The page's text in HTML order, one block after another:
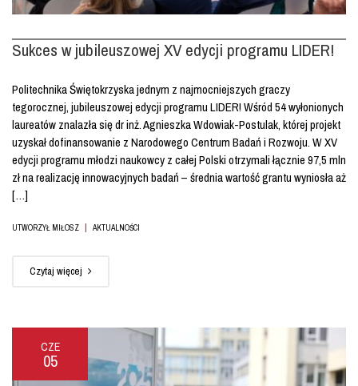
Sukces w jubileuszowej XV edycji programu LIDER!
Politechnika Świętokrzyska jednym z najmocniejszych graczy
tegorocznej, jubileuszowej edycji programu LIDER! Wśród 54 wyłonionych
laureatów znalazła się dr inż. Agnieszka Wdowiak-Postulak, której projekt
uzyskał dofinansowanie z Narodowego Centrum Badań i Rozwoju. W XV
edycji programu młodzi naukowcy z całej Polski otrzymali łącznie 97,5 mln
zł na realizację innowacyjnych badań – średnia wartość grantu wyniosła aż
[…]
UTWORZYŁ MIŁOSZ | AKTUALNOŚCI
Czytaj więcej
CZE
05